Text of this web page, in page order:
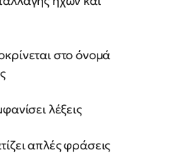
στο όνομά
λέξεις
απλές φράσεις